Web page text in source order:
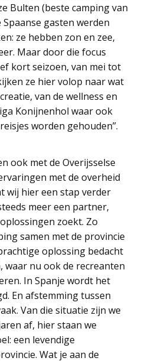
Bulten (beste camping van
gasten werden
ze hebben zon en zee,
Maar door die focus
kort seizoen, van mei tot
ze hier volop naar wat
van de wellness en
Konijnenhol waar ook
worden gehouden’’.
ook met de Overijsselse
met de overheid
wij hier een stap verder
meer een partner,
zoekt. Zo
samen met de provincie
oplossing bedacht
nu ook de recreanten
In Spanje wordt het
En afstemming tussen
Van die situatie zijn we
af, hier staan we
een levendige
Wat je aan de